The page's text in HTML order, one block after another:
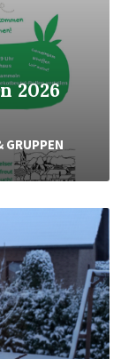
2026
GRUPPEN